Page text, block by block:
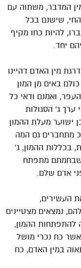
המדבר, משתוה עם
שישנם בכל
להיות כחו מקיף
יחד.
מין האדם דהיינו
באים מן המון
ואמנם ודאי כל
ג' הסגולות
ישוער מעלת ההמון
מתחברים גם המה
בכללות ההמון, ג'
שבחמתם מתפתח
אדם שלם.
העשירים,
נמצאים מצטיינים
ההמון,
כח נכרי מושל
במין האדם, כח